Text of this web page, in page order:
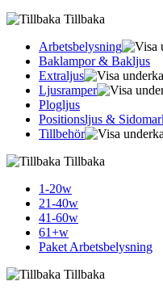
Tillbaka
Arbetsbelysning
Baklampor & Bakljus
Extraljus
Ljusramper
Plogljus
Positionsljus &
Tillbehör
Tillbaka
1-20w
21-40w
41-60w
61+w
Paket Arbetsbelysning
Tillbaka